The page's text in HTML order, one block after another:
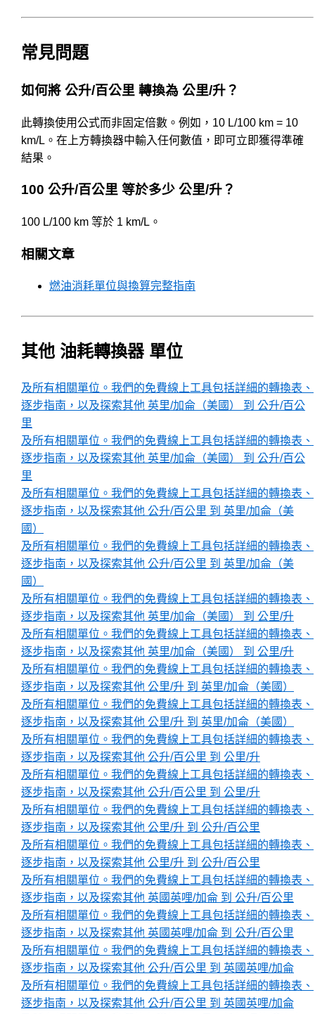
常見問題
如何將 公升/百公里 轉換為 公里/升？
此轉換使用公式而非固定倍數。例如，10 L/100 km = 10
km/L。在上方轉換器中輸入任何數值，即可立即獲得準確
結果。
100 公升/百公里 等於多少 公里/升？
100 L/100 km 等於 1 km/L。
相關文章
燃油消耗單位與換算完整指南
其他 油耗轉換器 單位
及所有相關單位。我們的免費線上工具包括詳細的轉換表、
逐步指南，以及探索其他 英里/加侖（美國） 到 公升/百公
里
及所有相關單位。我們的免費線上工具包括詳細的轉換表、
逐步指南，以及探索其他 英里/加侖（美國） 到 公升/百公
里
及所有相關單位。我們的免費線上工具包括詳細的轉換表、
逐步指南，以及探索其他 公升/百公里 到 英里/加侖（美
國）
及所有相關單位。我們的免費線上工具包括詳細的轉換表、
逐步指南，以及探索其他 公升/百公里 到 英里/加侖（美
國）
及所有相關單位。我們的免費線上工具包括詳細的轉換表、
逐步指南，以及探索其他 英里/加侖（美國） 到 公里/升
及所有相關單位。我們的免費線上工具包括詳細的轉換表、
逐步指南，以及探索其他 英里/加侖（美國） 到 公里/升
及所有相關單位。我們的免費線上工具包括詳細的轉換表、
逐步指南，以及探索其他 公里/升 到 英里/加侖（美國）
及所有相關單位。我們的免費線上工具包括詳細的轉換表、
逐步指南，以及探索其他 公里/升 到 英里/加侖（美國）
及所有相關單位。我們的免費線上工具包括詳細的轉換表、
逐步指南，以及探索其他 公升/百公里 到 公里/升
及所有相關單位。我們的免費線上工具包括詳細的轉換表、
逐步指南，以及探索其他 公升/百公里 到 公里/升
及所有相關單位。我們的免費線上工具包括詳細的轉換表、
逐步指南，以及探索其他 公里/升 到 公升/百公里
及所有相關單位。我們的免費線上工具包括詳細的轉換表、
逐步指南，以及探索其他 公里/升 到 公升/百公里
及所有相關單位。我們的免費線上工具包括詳細的轉換表、
逐步指南，以及探索其他 英國英哩/加侖 到 公升/百公里
及所有相關單位。我們的免費線上工具包括詳細的轉換表、
逐步指南，以及探索其他 英國英哩/加侖 到 公升/百公里
及所有相關單位。我們的免費線上工具包括詳細的轉換表、
逐步指南，以及探索其他 公升/百公里 到 英國英哩/加侖
及所有相關單位。我們的免費線上工具包括詳細的轉換表、
逐步指南，以及探索其他 公升/百公里 到 英國英哩/加侖